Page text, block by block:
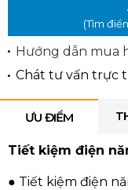
(Tìm
Hướng dẫn mua
Chát tư vấn trực
ƯU ĐIỂM
Tiết kiệm điện
● Tiết kiệm điện